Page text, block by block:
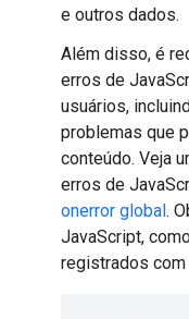
e outros dados.
Além disso, é
erros de
usuários,
problemas que
conteúdo. Veja
erros de
onerror global.
JavaScript,
registrados